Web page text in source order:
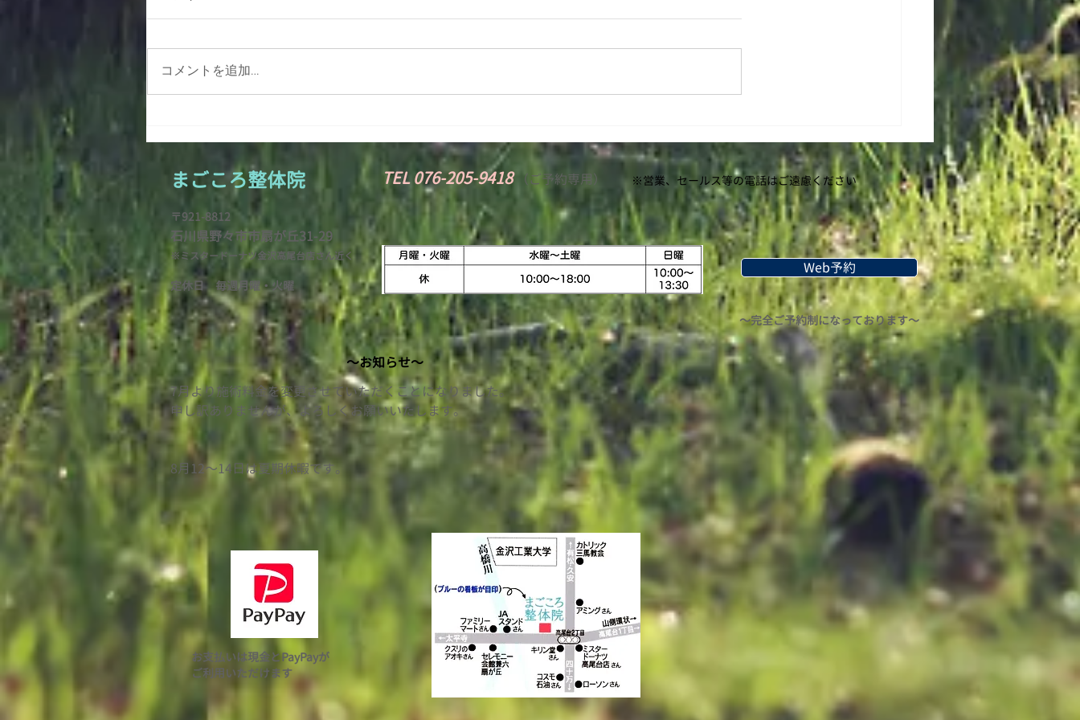
になっていませんか？ その
メカニズムと予防ポイントを
ギュギュッと解説
け）
様の声
コメントを追加…
まごころ整体院
〒921-8812
石川県野々市市扇が丘31-29
※ミスタードーナツ金沢高尾台店さん近く
定休日 毎週月曜・火曜
TEL 076-205-9418​ （ご予約専用） ※営業、セールス等の​電話はご遠慮ください
Web予約
〜完全ご予約制になっております〜
〜お知らせ〜
7月より施術料金を変更させていただくことになりました。
​申し訳ありませんが、よろしくお願いいたします。
​8月12〜14日は夏期休暇です。
お支払いは現金とPayPayが
ご利用いただけます